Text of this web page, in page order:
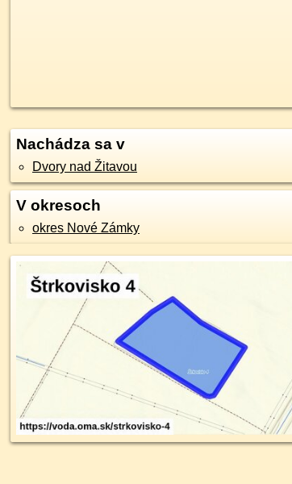
Nachádza sa v
Dvory nad Žitavou
V okresoch
okres Nové Zámky